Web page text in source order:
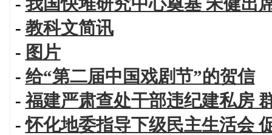
- 教科文简讯
- 图片
- 给“第二届中国戏剧节”的贺信
-福建严肃查处干部违纪建私房
-怀化地委指导下级民主生活会